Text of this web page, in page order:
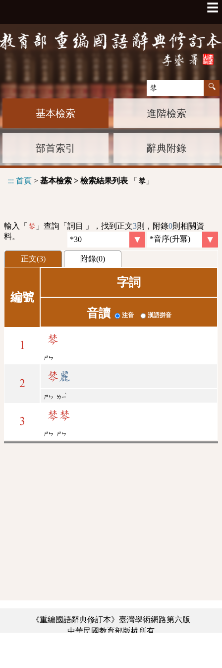
☰
基本檢索 進階檢索
部首索引 辭典附錄
::: 首頁 > 基本檢索 > 檢索結果列表 「 棽 」
輸入「 棽 」查詢「詞目 」，找到正文3則，附錄0則相關資
料。
正文(3) 附錄(0)
編號
字詞
音讀 注音 漢語拼音
1 棽
ㄕㄣ
2
棽 麗
ㄕㄣ ㄌㄧ
ˋ
3 棽棽
ㄕㄣ ㄕㄣ
《重編國語辭典修訂本》臺灣學術網路第六版
中華民國教育部版權所有